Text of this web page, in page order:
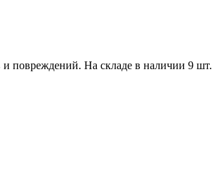
повреждений. На складе в наличии 9 шт.